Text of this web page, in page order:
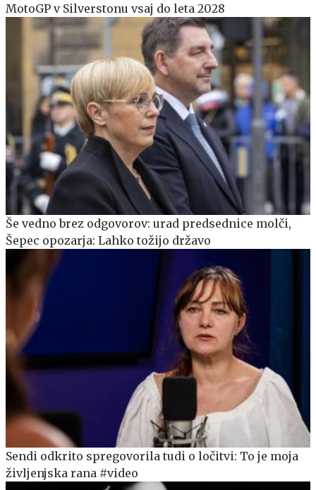
MotoGP v Silverstonu vsaj do leta 2028
Še vedno brez odgovorov: urad predsednice molči,
Šepec opozarja: Lahko tožijo državo
Sendi odkrito spregovorila tudi o ločitvi: To je moja
življenjska rana #video